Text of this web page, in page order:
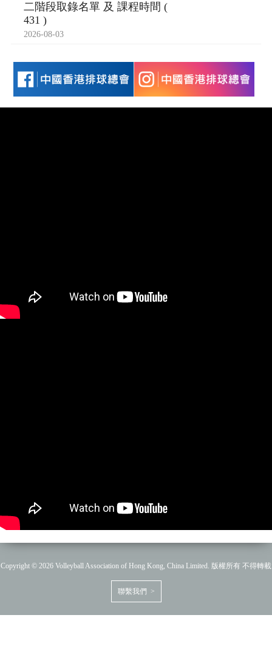
二階段取錄名單 及 課程時間 (
431 )
2026-08-03
Copyright © 2026 Volleyball Association of Hong Kong, China Limited. 版權所有 不得轉載
聯繫我們 >